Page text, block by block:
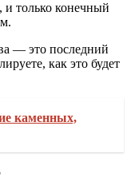
и только конечный
— это последний
как это будет
каменных,